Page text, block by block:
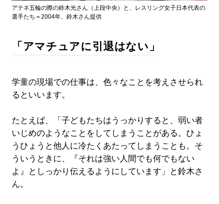
アテネ五輪の際の鈴木光さん（上段中央）と、レスリング女子日本代表の
選手たち＝2004年、鈴木さん提供
「アマチュアに引退はない」
学童の現場での仕事は、色々なことを考えさせられ
るといいます。
たとえば、「子どもたちはうっかりすると、弱い者
いじめのようなことをしてしまうことがある。ひょ
うひょうと他人に冷たくあたってしまうことも。そ
ういうときに、『それは強い人間でも何でもない
よ』としっかり伝えるようにしています」と鈴木さ
ん。